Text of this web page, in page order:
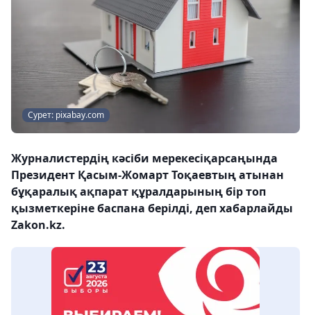
Сурет: pixabay.com
Журналистердің кәсіби мерекесіқарсаңында
Президент Қасым-Жомарт Тоқаевтың атынан
бұқаралық ақпарат құралдарының бір топ
қызметкеріне баспана берілді, деп хабарлайды
Zakon.kz.